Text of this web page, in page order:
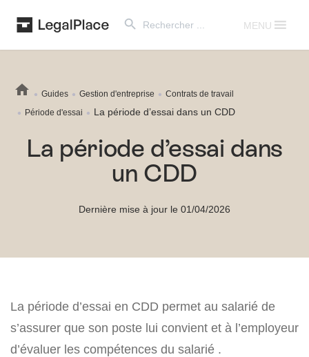
for:
MENU
Guides Gestion d'entreprise
Contrats de travail
Période d'essai
La période d’essai dans un CDD
La période d’essai dans
un CDD
Dernière mise à jour le 01/04/2026
La période d’essai en CDD permet au salarié de
s’assurer que son poste lui convient et à l’employeur
d’évaluer les compétences du salarié .